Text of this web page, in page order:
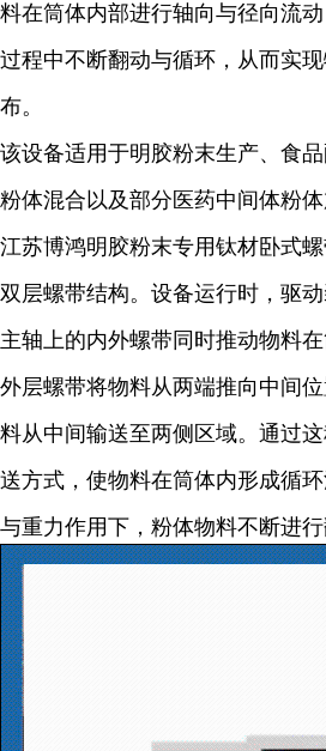
料在筒体内部进行轴向与径向流
过程中不断翻动与循环，从而实
布。
该设备适用于明胶粉末生产、食
粉体混合以及部分医药中间体粉体
江苏博鸿明胶粉末专用钛材卧式
双层螺带结构。设备运行时，驱
主轴上的内外螺带同时推动物料在
外层螺带将物料从两端推向中间
料从中间输送至两侧区域。通过
送方式，使物料在筒体内形成循
与重力作用下，粉体物料不断进行